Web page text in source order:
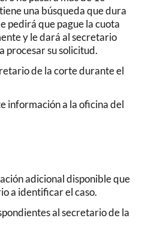
una búsqueda que dura
pedirá que pague la cuota
y le dará al secretario
procesar su solicitud.
de la corte durante el
información a la oficina del
adicional disponible que
a identificar el caso.
al secretario de la